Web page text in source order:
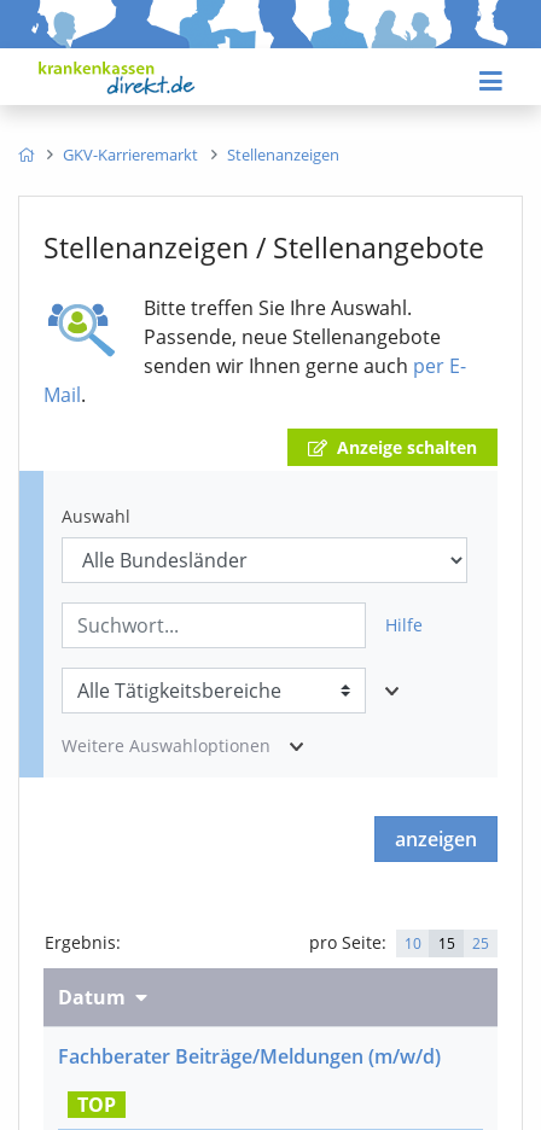
GKV-Karrieremarkt Stellenanzeigen
Stellenanzeigen / Stellenangebote
Bitte treffen Sie Ihre Auswahl.
Passende, neue Stellenangebote
senden wir Ihnen gerne auch per E-
Mail.
Anzeige schalten
Auswahl
Hilfe
Weitere Auswahloptionen
anzeigen
Ergebnis: pro Seite: 10 15 25
Datum
Fachberater Beiträge/Meldungen (m/w/d)
TOP